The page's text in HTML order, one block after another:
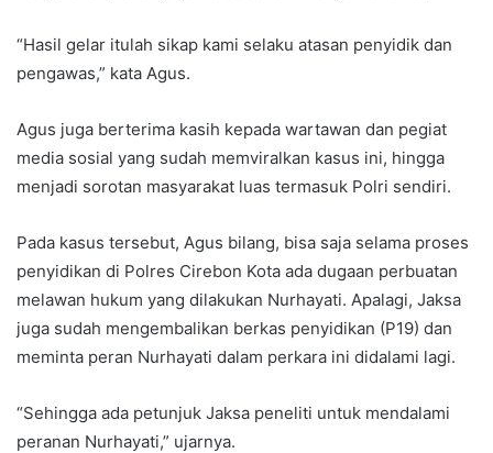
“Hasil gelar itulah sikap kami selaku atasan penyidik dan
pengawas,” kata Agus.
Agus juga berterima kasih kepada wartawan dan pegiat
media sosial yang sudah memviralkan kasus ini, hingga
menjadi sorotan masyarakat luas termasuk Polri sendiri.
Pada kasus tersebut, Agus bilang, bisa saja selama proses
penyidikan di Polres Cirebon Kota ada dugaan perbuatan
melawan hukum yang dilakukan Nurhayati. Apalagi, Jaksa
juga sudah mengembalikan berkas penyidikan (P19) dan
meminta peran Nurhayati dalam perkara ini didalami lagi.
“Sehingga ada petunjuk Jaksa peneliti untuk mendalami
peranan Nurhayati,” ujarnya.